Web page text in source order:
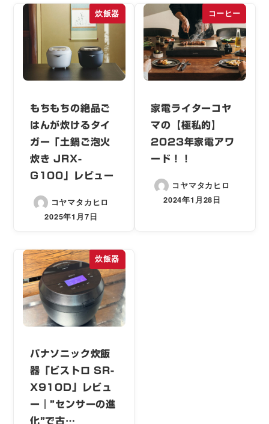
炊飯器
もちもちの絶品ご
はんが炊けるタイ
ガー「土鍋ご泡火
炊き JRX-
G100」レビュー
コヤマタカヒロ
2025年1月7日
コーヒー
家電ライターコヤ
マの【極私的】
2023年家電アワ
ード！！
コヤマタカヒロ
2024年1月28日
炊飯器
パナソニック炊飯
器「ビストロ SR-
X910D」レビュ
ー｜”センサーの進
化”で古…